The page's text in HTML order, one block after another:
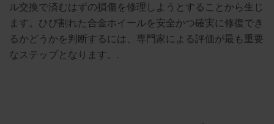
ル交換で済むはずの損傷を修理しようとすることから生じ
ます。ひび割れた合金ホイールを安全かつ確実に修復でき
るかどうかを判断するには、専門家による評価が最も重要
なステップとなります。.